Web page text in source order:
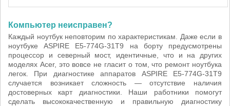
Компьютер неисправен?
Каждый ноутбук неповторим по характеристикам. Даже если в
ноутбуке ASPIRE E5-774G-31T9 на борту предусмотрены
процессор и северный мост, идентичные, что и на других
моделях Acer, это вовсе не гласит о том, что ремонт ноутбука
легок. При диагностике аппаратов ASPIRE E5-774G-31T9
случается возникает сложность — отсутствие наличия
достоверных карт диагностики. Наши работники помогут
сделать высококачественную и правильную диагностику